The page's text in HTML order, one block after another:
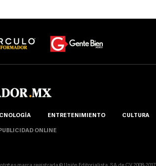
ENTRETENIMIENTO CULTURA
PUBLICIDAD ONLINE